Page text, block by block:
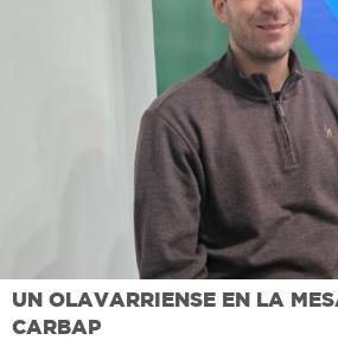
UN OLAVARRIENSE EN LA
CARBAP